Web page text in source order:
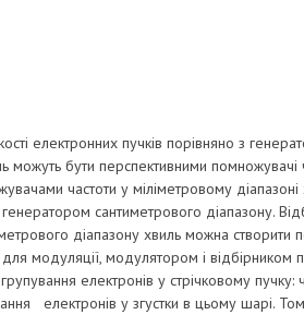
електронних пучків порівняно з
бути перспективними помножувачі
частоти у міліметровому
сантиметрового діапазону.
діапазону хвиль можна створити
модуляції, модулятором і відбірником
електронів у стрічковому
електронів у згустки в цьому шарі.